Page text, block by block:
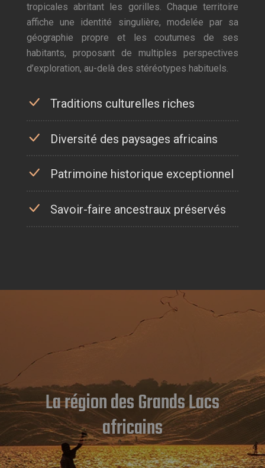
tropicales abritant les gorilles. Chaque territoire
affiche une identité singulière, modelée par sa
géographie propre et les coutumes de ses
habitants, proposant de multiples perspectives
d’exploration, au-delà des stéréotypes habituels.
Traditions culturelles riches
Diversité des paysages africains
Patrimoine historique exceptionnel
Savoir-faire ancestraux préservés
La région des Grands Lacs
africains